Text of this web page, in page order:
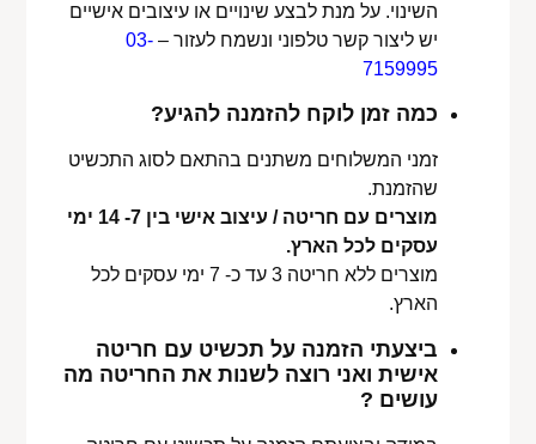
השינוי. על מנת לבצע שינויים או עיצובים אישיים
יש ליצור קשר טלפוני ונשמח לעזור –03-
7159995
כמה זמן לוקח להזמנה להגיע?
זמני המשלוחים משתנים בהתאם לסוג התכשיט
שהזמנת.
מוצרים עם חריטה / עיצוב אישי בין 7- 14 ימי
עסקים לכל הארץ.
מוצרים ללא חריטה 3 עד כ- 7 ימי עסקים לכל
הארץ.
ביצעתי הזמנה על תכשיט עם חריטה
אישית ואני רוצה לשנות את החריטה מה
עושים ?